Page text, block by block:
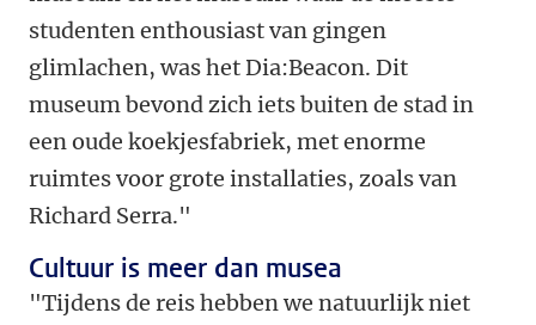
studenten enthousiast van gingen
glimlachen, was het Dia:Beacon. Dit
museum bevond zich iets buiten de stad in
een oude koekjesfabriek, met enorme
ruimtes voor grote installaties, zoals van
Richard Serra."
Cultuur is meer dan musea
"Tijdens de reis hebben we natuurlijk niet